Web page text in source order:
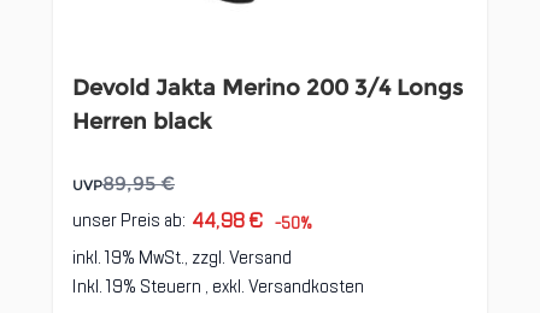
Devold Jakta Merino 200 3/4 Longs
Herren black
UVP89,95 €
unser Preis ab: 44,98 € -50%
inkl. 19% MwSt., zzgl.Versand
Inkl. 19% Steuern , exkl.Versandkosten